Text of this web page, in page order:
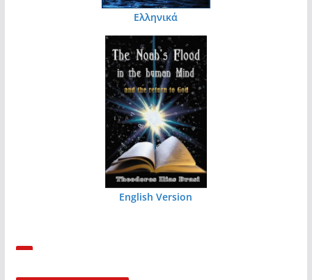
Ελληνικά
English Version